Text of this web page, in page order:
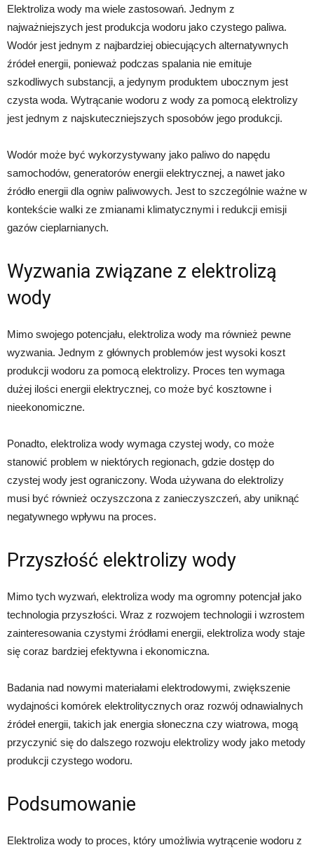
Elektroliza wody ma wiele zastosowań. Jednym z
najważniejszych jest produkcja wodoru jako czystego paliwa.
Wodór jest jednym z najbardziej obiecujących alternatywnych
źródeł energii, ponieważ podczas spalania nie emituje
szkodliwych substancji, a jedynym produktem ubocznym jest
czysta woda. Wytrącanie wodoru z wody za pomocą elektrolizy
jest jednym z najskuteczniejszych sposobów jego produkcji.
Wodór może być wykorzystywany jako paliwo do napędu
samochodów, generatorów energii elektrycznej, a nawet jako
źródło energii dla ogniw paliwowych. Jest to szczególnie ważne w
kontekście walki ze zmianami klimatycznymi i redukcji emisji
gazów cieplarnianych.
Wyzwania związane z elektrolizą
wody
Mimo swojego potencjału, elektroliza wody ma również pewne
wyzwania. Jednym z głównych problemów jest wysoki koszt
produkcji wodoru za pomocą elektrolizy. Proces ten wymaga
dużej ilości energii elektrycznej, co może być kosztowne i
nieekonomiczne.
Ponadto, elektroliza wody wymaga czystej wody, co może
stanowić problem w niektórych regionach, gdzie dostęp do
czystej wody jest ograniczony. Woda używana do elektrolizy
musi być również oczyszczona z zanieczyszczeń, aby uniknąć
negatywnego wpływu na proces.
Przyszłość elektrolizy wody
Mimo tych wyzwań, elektroliza wody ma ogromny potencjał jako
technologia przyszłości. Wraz z rozwojem technologii i wzrostem
zainteresowania czystymi źródłami energii, elektroliza wody staje
się coraz bardziej efektywna i ekonomiczna.
Badania nad nowymi materiałami elektrodowymi, zwiększenie
wydajności komórek elektrolitycznych oraz rozwój odnawialnych
źródeł energii, takich jak energia słoneczna czy wiatrowa, mogą
przyczynić się do dalszego rozwoju elektrolizy wody jako metody
produkcji czystego wodoru.
Podsumowanie
Elektroliza wody to proces, który umożliwia wytrącenie wodoru z